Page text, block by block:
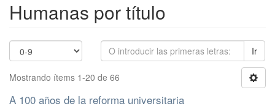
Humanas por título
Ir
Mostrando ítems 1-20 de 66
A 100 años de la reforma universitaria